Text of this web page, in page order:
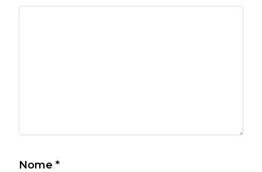
Nome *